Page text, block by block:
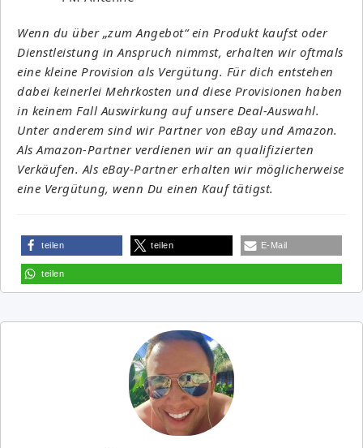
Wenn du über „zum Angebot“ ein Produkt kaufst oder
Dienstleistung in Anspruch nimmst, erhalten wir oftmals
eine kleine Provision als Vergütung. Für dich entstehen
dabei keinerlei Mehrkosten und diese Provisionen haben
in keinem Fall Auswirkung auf unsere Deal-Auswahl.
Unter anderem sind wir Partner von eBay und Amazon.
Als Amazon-Partner verdienen wir an qualifizierten
Verkäufen. Als eBay-Partner erhalten wir möglicherweise
eine Vergütung, wenn Du einen Kauf tätigst.
teilen teilen E-Mail
teilen